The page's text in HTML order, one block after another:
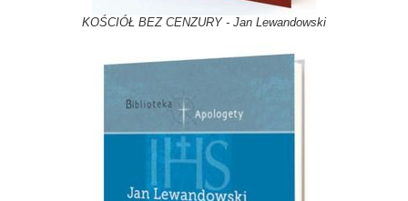
KOŚCIÓŁ BEZ CENZURY - Jan Lewandowski